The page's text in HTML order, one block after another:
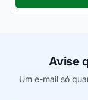
Avise
Um e-mail só